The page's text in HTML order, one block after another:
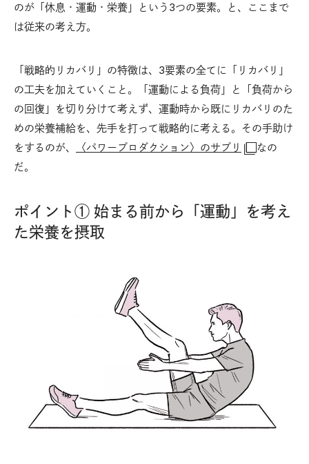
のが「休息・運動・栄養」という3つの要素。と、ここまで
は従来の考え方。
「戦略的リカバリ」の特徴は、3要素の全てに「リカバリ」
の工夫を加えていくこと。「運動による負荷」と「負荷から
の回復」を切り分けて考えず、運動時から既にリカバリのた
めの栄養補給を、先手を打って戦略的に考える。その手助け
をするのが、
〈パワープロダクション〉のサプリ
なの
だ。
ポイント① 始まる前から「運動」を考え
た栄養を摂取